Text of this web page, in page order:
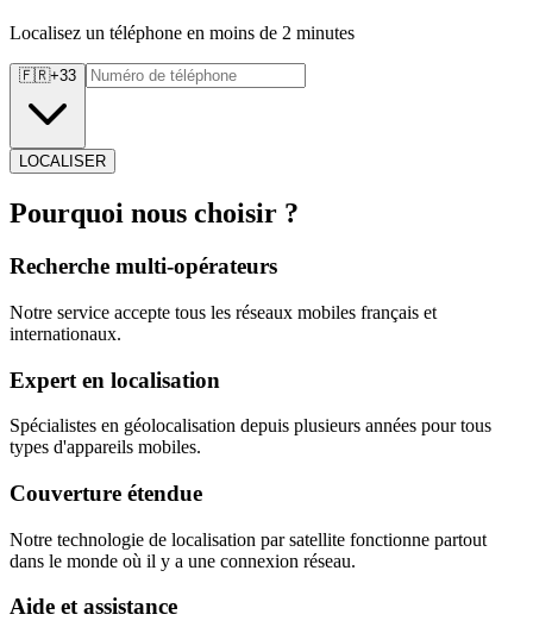
Localisez un téléphone en moins de 2 minutes
🇫🇷+33
LOCALISER
Pourquoi nous choisir ?
Recherche multi-opérateurs
Notre service accepte tous les réseaux mobiles français et
internationaux.
Expert en localisation
Spécialistes en géolocalisation depuis plusieurs années pour tous
types d'appareils mobiles.
Couverture étendue
Notre technologie de localisation par satellite fonctionne partout
dans le monde où il y a une connexion réseau.
Aide et assistance